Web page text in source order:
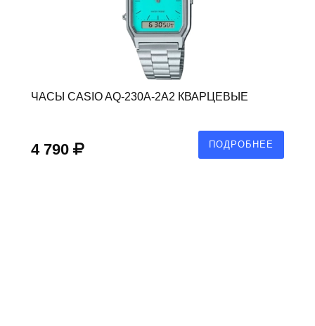
ЧАСЫ CASIO AQ-230A-2A2 КВАРЦЕВЫЕ
4 790 ПОДРОБНЕЕ